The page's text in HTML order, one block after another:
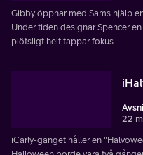
Gibby öppnar med Sams hjälp
Under tiden designar Spencer
plötsligt helt tappar fokus.
22
iCarly-gänget håller en